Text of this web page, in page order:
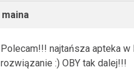
maina
Polecam!!! najtańsza apteka w
rozwiązanie :) OBY tak dalej!!!